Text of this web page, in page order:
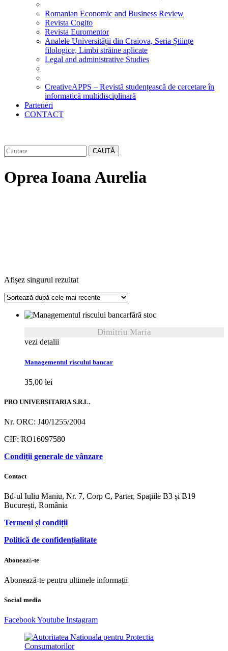
Romanian Economic and Business Review
Revista Cogito
Revista Euromentor
Analele Universității din Craiova, Seria Științe
filologice, Limbi străine aplicate
Legal and administrative Studies
CreativeAPPS – Revistă studențească de cercetare în
informatică multidisciplinară
Parteneri
CONTACT
CAUTĂ
Oprea Ioana Aurelia
Afișez singurul rezultat
fără stoc
Dimitriu Maria
vezi detalii
Managementul riscului bancar
35,00 lei
PRO UNIVERSITARIA S.R.L.
Nr. ORC: J40/1255/2004
CIF: RO16097580
Condiții generale de vânzare
Contact
Bd-ul Iuliu Maniu, Nr. 7, Corp C, Parter, Spațiile B3 și B19
București, România
Termeni și condiții
Politică de confidențialitate
Abonează-te
Abonează-te pentru ultimele informații
Social media
FacebookYoutube Instagram